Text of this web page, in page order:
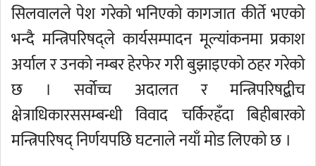
सिलवालले पेश गरेको भनिएको कागजात कीर्ते भएको
भन्दै मन्त्रिपरिषद्ले कार्यसम्पादन मूल्यांकनमा प्रकाश
अर्याल र उनको नम्बर हेरफेर गरी बुझाइएको ठहर गरेको
छ । सर्वोच्च अदालत र मन्त्रिपरिषद्बीच
क्षेत्राधिकारससम्बन्धी विवाद चर्किरहँदा बिहीबारको
मन्त्रिपरिषद् निर्णयपछि घटनाले नयाँ मोड लिएको छ ।